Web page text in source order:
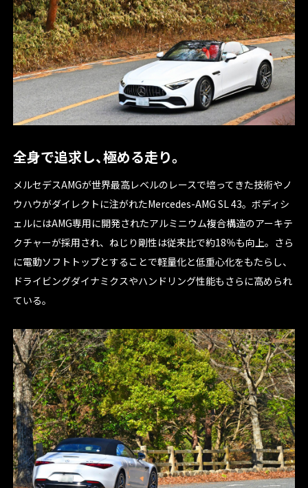
全身で追求し、極める走り。
メルセデスAMGが世界最高レベルのレースで培ってきた技術やノ
ウハウがダイレクトに注がれたMercedes-AMG SL 43。ボディシ
ェルにはAMG専用に開発されたアルミニウム複合構造のアーキテ
クチャーが採用され、ねじり剛性は従来比で約18％も向上。さら
に電動ソフトトップとすることで軽量化と低重心化をもたらし、
ドライビングダイナミクスやハンドリング性能もさらに高められ
ている。